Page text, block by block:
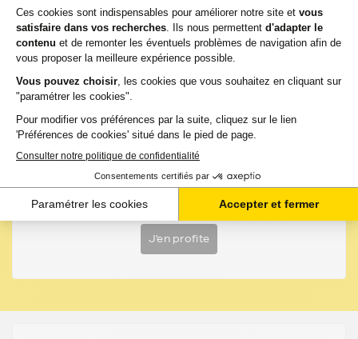
Les conseils de FranceToner
Vous pourriez économiser jusqu'à -50% avec les
cartouches, rubans et accessoires compatibles
France Toner. En savoir plus sur les compatibles
J'en profite